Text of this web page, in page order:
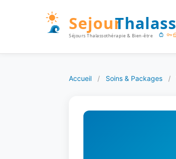
Accueil / Soins & Packages /